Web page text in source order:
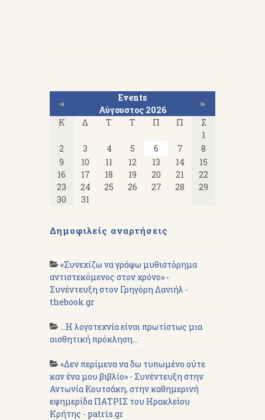
◄
Events
Αύγουστος 2026
►
Κ
Δ Τ Τ Π Π
Σ
1
2
3 4 5 6 7
8
9
10 11 12 13 14
15
16
17 18 19 20 21
22
23
24 25 26 27 28
29
30
31
Δημοφιλείς αναρτήσεις
«Συνεχίζω να γράφω μυθιστόρημα
αντιστεκόμενος στον χρόνο» -
Συνέντευξη στον Γρηγόρη Δανιήλ -
thebook.gr
...Η λογοτεχνία είναι πρωτίστως μια
αισθητική πρόκληση...
«Δεν περίμενα να δω τυπωμένο ούτε
καν ένα μου βιβλίο» - Συνέντευξη στην
Αντωνία Κουτσάκη, στην καθημερινή
εφημερίδα ΠΑΤΡΙΣ του Ηρακλείου
Κρήτης - patris.gr